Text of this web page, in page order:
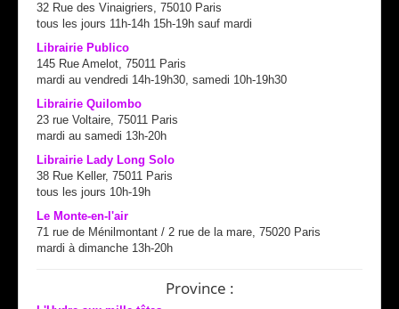
32 Rue des Vinaigriers, 75010 Paris
tous les jours 11h-14h 15h-19h sauf mardi
Librairie Publico
145 Rue Amelot, 75011 Paris
mardi au vendredi 14h-19h30, samedi 10h-19h30
Librairie Quilombo
23 rue Voltaire, 75011 Paris
mardi au samedi 13h-20h
Librairie Lady Long Solo
38 Rue Keller, 75011 Paris
tous les jours 10h-19h
Le Monte-en-l'air
71 rue de Ménilmontant / 2 rue de la mare, 75020 Paris
mardi à dimanche 13h-20h
Province :